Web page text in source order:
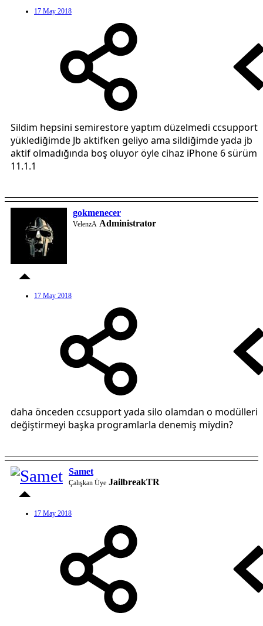
17 May 2018
Sildim hepsini semirestore yaptım düzelmedi ccsupport
yüklediğimde Jb aktifken geliyo ama sildiğimde yada jb
aktif olmadığında boş oluyor öyle cihaz iPhone 6 sürüm
11.1.1
gokmenecer
VelenzA Administrator
17 May 2018
daha önceden ccsupport yada silo olamdan o modülleri
değiştirmeyi başka programlarla denemiş miydin?
Samet
Çalışkan Üye JailbreakTR
17 May 2018